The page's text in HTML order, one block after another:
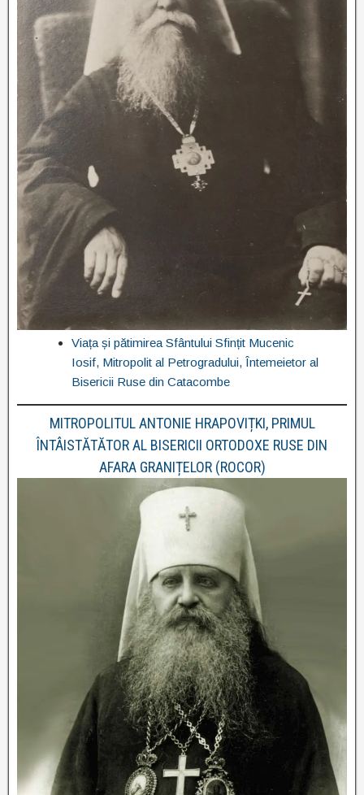
Viața și pătimirea Sfântului Sfințit Mucenic
Iosif, Mitropolit al Petrogradului, Întemeietor al
Bisericii Ruse din Catacombe
MITROPOLITUL ANTONIE HRAPOVIȚKI, PRIMUL
ÎNTÂISTĂTĂTOR AL BISERICII ORTODOXE RUSE DIN
AFARA GRANIȚELOR (ROCOR)